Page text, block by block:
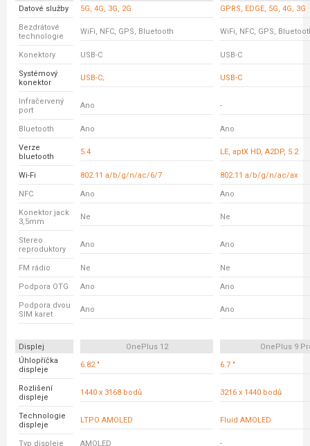
Datové služby
5G, 4G, 3G, 2G GPRS, EDGE, 5G, 4G, 3G
Bezdrátové
technologie
WiFi, NFC, GPS, Bluetooth WiFi, NFC, GPS,
Konektory USB-C USB-C
Systémový
konektor
USB-C; USB-C
Infračervený
port
Ano -
Bluetooth Ano Ano
Verze
bluetooth
5.4 LE, aptX HD, A2DP, 5.2
Wi-Fi 802.11 a/b/g/n/ac/6/7 802.11 a/b/g/n/ac/ax
NFC Ano Ano
Konektor jack
3,5mm
Ne Ne
Stereo
reproduktory
Ano Ano
FM rádio Ne Ne
Podpora OTG Ano Ano
Podpora dvou
SIM karet
Ano Ano
Displej OnePlus 12
OnePlus 9
Úhlopříčka
displeje
6.82 " 6.7 "
Rozlišení
displeje
1440 x 3168 bodů 3216 x 1440 bodů
Technologie
displeje
LTPO AMOLED Fluid AMOLED
Typ displeje AMOLED -